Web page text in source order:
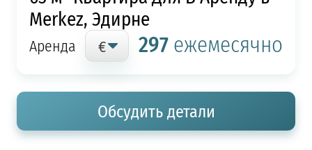
Merkez, Эдирне
Аренда 297ежемесячно
Обсудить детали